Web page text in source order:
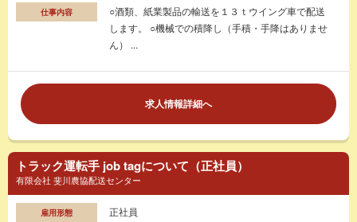
仕事内容
○酒類、紙業製品の輸送を１３ｔウイング車で配送
します。 ○機械での積降し（手積・手降はありませ
ん） ...
求人情報詳細へ
トラック運転手 job tagについて（正社員）
有限会社 斐川農協配送センター
雇用形態 正社員